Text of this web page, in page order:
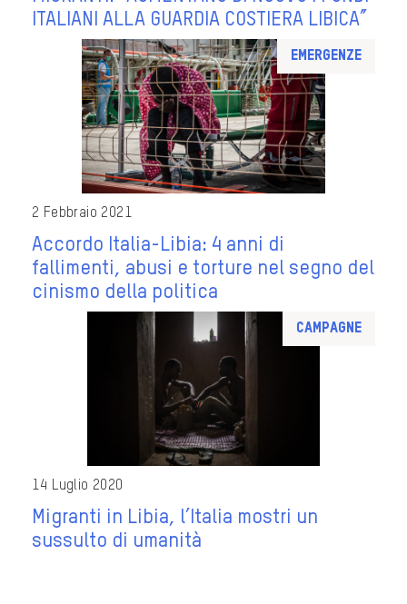
ITALIANI ALLA GUARDIA COSTIERA LIBICA”
Emergenze
2 Febbraio 2021
Accordo Italia-Libia: 4 anni di
fallimenti, abusi e torture nel segno del
cinismo della politica
Campagne
14 Luglio 2020
Migranti in Libia, l’Italia mostri un
sussulto di umanità